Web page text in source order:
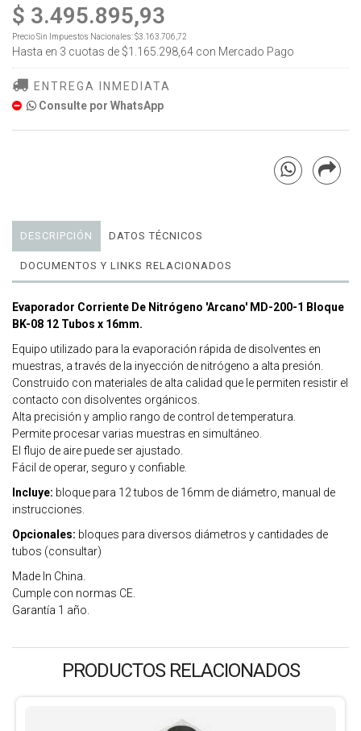
$ 3.495.895,93
Precio Sin Impuestos Nacionales:$3.163.706,72
Hasta en 3 cuotas de $1.165.298,64 con Mercado Pago
ENTREGA INMEDIATA
Consulte por WhatsApp
DESCRIPCIÓN DATOS TÉCNICOS
DOCUMENTOS Y LINKS RELACIONADOS
Evaporador Corriente De Nitrógeno 'Arcano' MD-200-1 Bloque
BK-08 12 Tubos x 16mm.
Equipo utilizado para la evaporación rápida de disolventes en
muestras, a través de la inyección de nitrógeno a alta presión.
Construido con materiales de alta calidad que le permiten resistir el
contacto con disolventes orgánicos.
Alta precisión y amplio rango de control de temperatura.
Permite procesar varias muestras en simultáneo.
El flujo de aire puede ser ajustado.
Fácil de operar, seguro y confiable.
Incluye: bloque para 12 tubos de 16mm de diámetro, manual de
instrucciones.
Opcionales: bloques para diversos diámetros y cantidades de
tubos (consultar)
Made In China.
Cumple con normas CE.
Garantía 1 año.
PRODUCTOS RELACIONADOS